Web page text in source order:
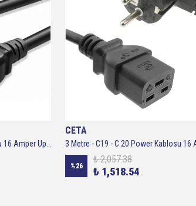
2 Metre - C19 - C 20 Power Kablosu 16 Amper Ups Kablosu 3x1,5
CETA
%26
₺ 2,057.38
₺ 1,518.54